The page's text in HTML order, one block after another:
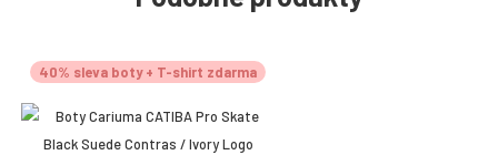
40% sleva boty + T-shirt zdarma